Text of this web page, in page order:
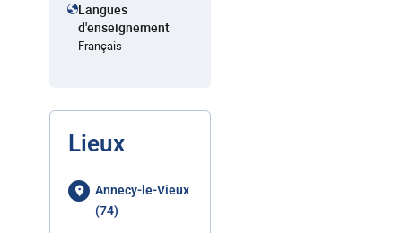
Langues
d'enseignement
Français
Lieux
Annecy-le-Vieux
(74)